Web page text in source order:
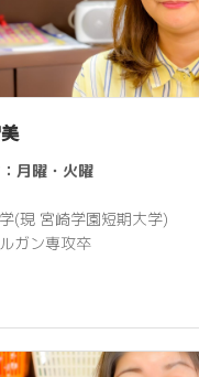
月曜・火曜
(現 宮崎学園短期大学)
ガン専攻卒